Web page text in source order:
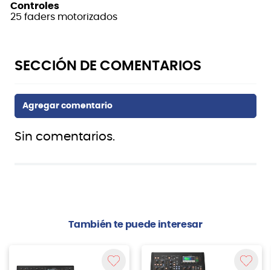
Controles
25 faders motorizados
Sin comentarios.
También te puede interesar